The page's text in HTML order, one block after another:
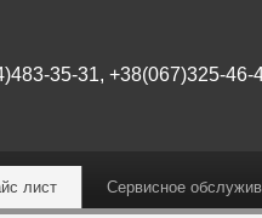
35-31, +38(067)325-46-
лист Сервисное